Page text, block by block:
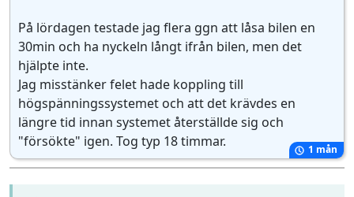
På lördagen testade jag flera ggn att låsa bilen en
30min och ha nyckeln långt ifrån bilen, men det
hjälpte inte.
Jag misstänker felet hade koppling till
högspänningssystemet och att det krävdes en
längre tid innan systemet återställde sig och
"försökte" igen. Tog typ 18 timmar.
1 mån